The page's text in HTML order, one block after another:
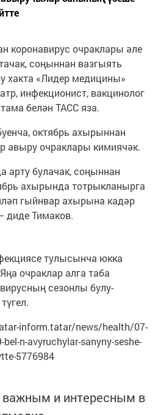
коронавирус очраклары әле
соңыннан вазгыять
хакта «Лидер медицины»
инфекционист, вакцинолог
белән ТАСС яза.
октябрь ахырыннан
авыру очраклары кимиячәк.
арту булачак, соңыннан
ахырында тотрыкланырга
гыйнвар ахырына кадәр
диде Тимаков.
тулысынча юкка
очраклар алга таба
сезонлы булу-
inform.tatar/news/health/07-
n-avyruchylar-sanyny-seshe-
5776984
и интересным в